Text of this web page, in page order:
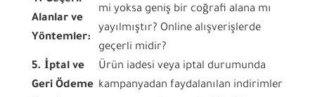
Alanlar ve
Yöntemler:
mi yoksa geniş bir coğrafi alana mı
yayılmıştır? Online alışverişlerde
geçerli midir?
5. İptal ve
Geri Ödeme
Ürün iadesi veya iptal durumunda
kampanyadan faydalanılan indirimler